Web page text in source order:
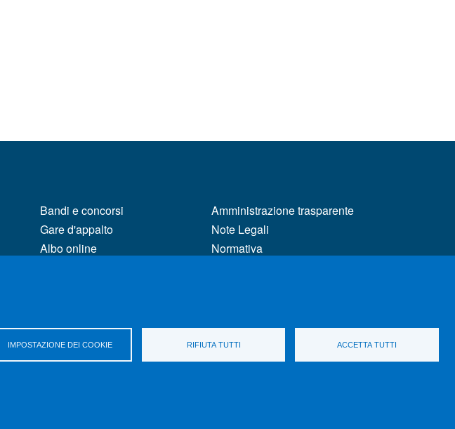
IMPOSTAZIONE DEI COOKIE RIFIUTA TUTTI ACCETTA TUTTI
Bandi e concorsi
Gare d'appalto
Albo online
Servizi per Disabilità e DSA
Sostieni Unime
Performance - trasparenza
Amministrazione trasparente
Note Legali
Normativa
Rivedi le tue scelte sui cookie
Dati di monitoraggio